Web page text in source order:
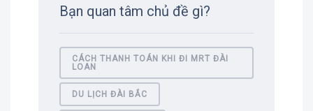
Bạn quan tâm chủ đề gì?
CÁCH THANH TOÁN KHI ĐI MRT ĐÀI
LOAN
DU LỊCH ĐÀI BẮC